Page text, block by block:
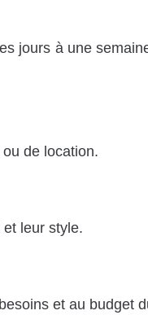
jours à une
de location.
et leur style.
et au budget